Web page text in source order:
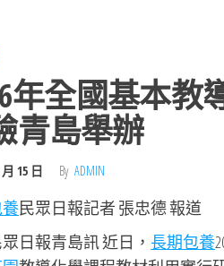
年全國基本
青島舉辦
月 15 日 By ADMIN
民眾日報記者 張忠德 報道
日報青島訊 近日， 長期包養